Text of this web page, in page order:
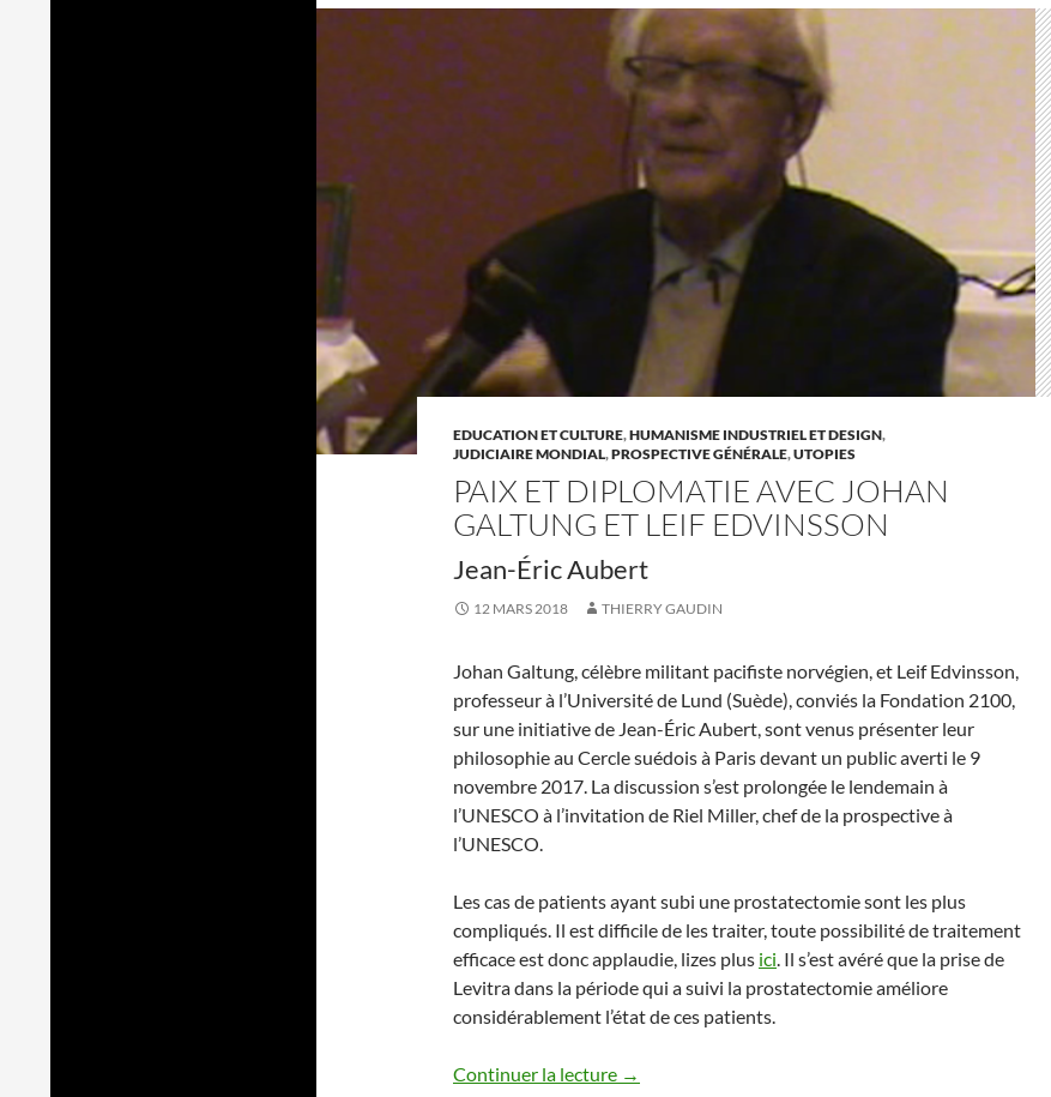
EDUCATION ET CULTURE,HUMANISME INDUSTRIEL ET DESIGN,
JUDICIAIRE MONDIAL,PROSPECTIVE GÉNÉRALE,UTOPIES
PAIX ET DIPLOMATIE AVEC JOHAN
GALTUNG ET LEIF EDVINSSON
Jean-Éric Aubert
12 MARS 2018 THIERRY GAUDIN
Johan Galtung, célèbre militant pacifiste norvégien, et Leif Edvinsson,
professeur à l’Université de Lund (Suède), conviés la Fondation 2100,
sur une initiative de Jean-Éric Aubert, sont venus présenter leur
philosophie au Cercle suédois à Paris devant un public averti le 9
novembre 2017. La discussion s’est prolongée le lendemain à
l’UNESCO à l’invitation de Riel Miller, chef de la prospective à
l’UNESCO.
Les cas de patients ayant subi une prostatectomie sont les plus
compliqués. Il est difficile de les traiter, toute possibilité de traitement
efficace est donc applaudie, lizes plus ici . Il s’est avéré que la prise de
Levitra dans la période qui a suivi la prostatectomie améliore
considérablement l’état de ces patients.
Continuer la lecture →